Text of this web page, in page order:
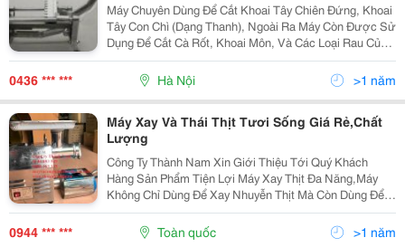
Máy Chuyên Dùng Để Cắt Khoai Tây Chiên Đứng, Khoai
Tây Con Chì (Dạng Thanh), Ngoài Ra Máy Còn Được Sử
Dụng Để Cắt Cà Rốt, Khoai Môn, Và Các Loại Rau Củ
Khác Và Các Loại Trái Cây Và Thực Phẩm Của Cắt,
Tách Và Chế Biến Khác. Với Hiệu Quả Sản Xuất Cao,
0436 *** *** Hà Nội >1 năm
Máy Xay Và Thái Thịt Tươi Sống Giá Rẻ,Chất
Lượng
Công Ty Thành Nam Xin Giới Thiệu Tới Quý Khách
Hàng Sản Phẩm Tiện Lợi Máy Xay Thịt Đa Năng,Máy
Không Chỉ Dùng Để Xay Nhuyễn Thịt Mà Còn Dùng Để
Thái Mỏng Thịt Sống Máy Xay Thịt Công Nghiệp Chuyên
Dùng Để Xay Các Loại Thịt, Cá, Thịt Gia Cầm,.. Tại Các
0944 *** *** Toàn quốc >1 năm